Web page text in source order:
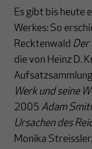
Es gibt bis heute
Werkes: So
Recktenwald Der
die von Heinz D.
Aufsatzsammlung
Werk und seine
2005 Adam
Ursachen des
Monika